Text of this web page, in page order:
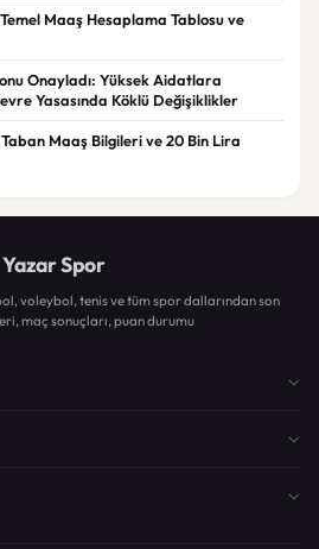
Maaş Hesaplama Tablosu ve
Onayladı: Yüksek Aidatlara
Yasasında Köklü Değişiklikler
Maaş Bilgileri ve 20 Bin Lira
Yazar Spor
voleybol, tenis ve tüm spor dallarından son
maç sonuçları, puan durumu